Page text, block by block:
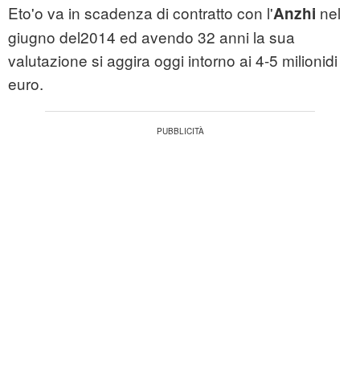
Eto'o va in scadenza di contratto con l'Anzhi nel
giugno del2014 ed avendo 32 anni la sua
valutazione si aggira oggi intorno ai 4-5 milionidi
euro.